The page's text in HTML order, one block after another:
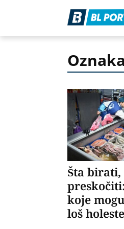
Šta birati,
koje
loš